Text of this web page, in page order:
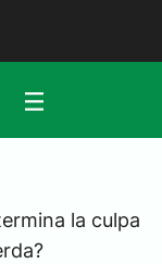
la culpa